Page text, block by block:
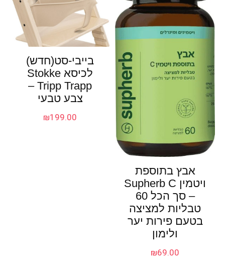
אבץ בתוספת
ויטמין Supherb C
– סך הכל 60
טבליות למציצה
בטעם פירות יער
ולימון
₪69.00
בייבי-סט(חדש)
לכיסא Stokke
Tripp Trapp –
צבע טבעי
₪199.00